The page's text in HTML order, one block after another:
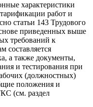
характеристики
работ и
статьи 143 Трудового
приведенных выше
требований к
составляется
а также документы,
и тестирования при
(должностных)
положения и
(см. раздел